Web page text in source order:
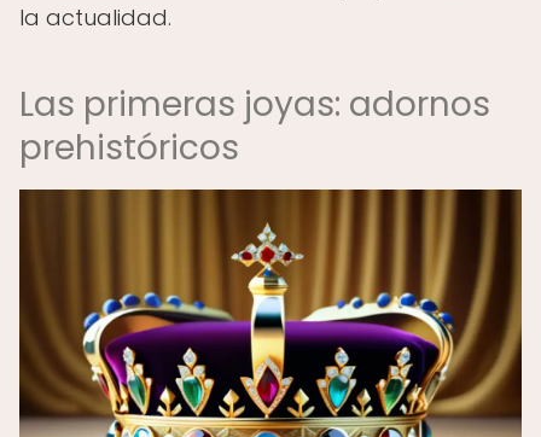
la actualidad.
Las primeras joyas: adornos
prehistóricos